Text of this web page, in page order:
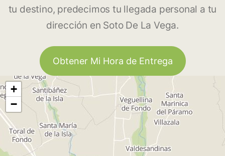
tu destino, predecimos tu llegada personal a tu
dirección en Soto De La Vega.
Obtener Mi Hora de Entrega
+
−